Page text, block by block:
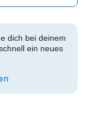
dich bei deinem
ein neues